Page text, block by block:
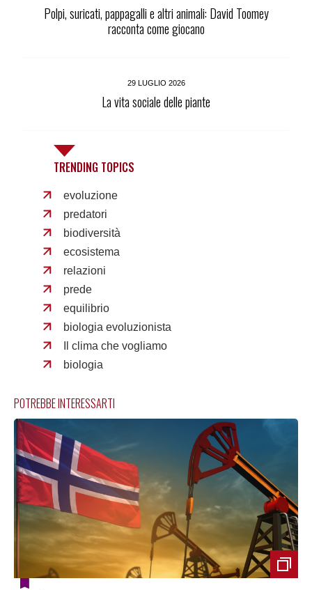
Polpi, suricati, pappagalli e altri animali: David Toomey
racconta come giocano
29 LUGLIO 2026
La vita sociale delle piante
TRENDING TOPICS
evoluzione
predatori
biodiversità
ecosistema
relazioni
prede
equilibrio
biologia evoluzionista
Il clima che vogliamo
biologia
POTREBBE INTERESSARTI